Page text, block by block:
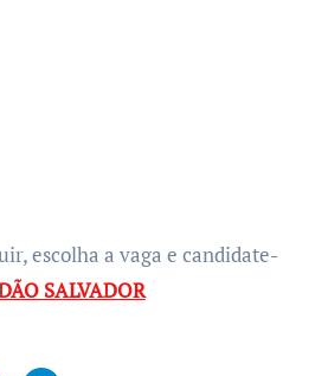
escolha a vaga e candidate-
SALVADOR